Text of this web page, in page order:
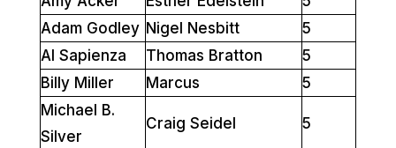
Adam Godley Nigel Nesbitt
5
Al Sapienza
Thomas Bratton
5
Billy Miller
Marcus
5
Michael B.
Silver
Craig Seidel 5